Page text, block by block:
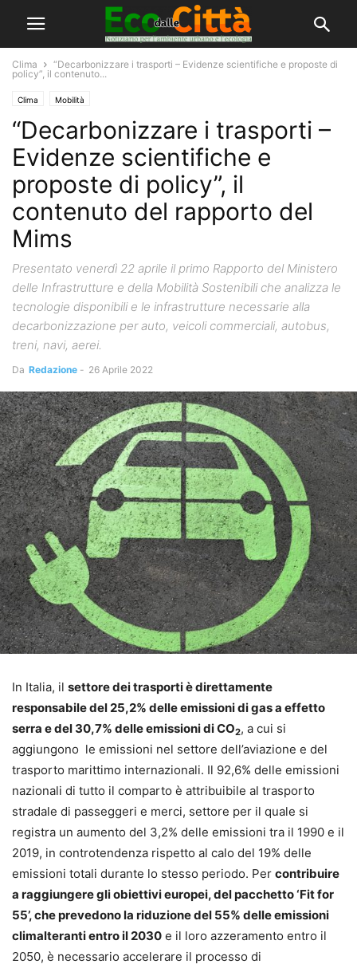
Clima
“Decarbonizzare i trasporti – Evidenze scientifiche e proposte di
policy”, il contenuto...
Clima Mobilità
“Decarbonizzare i trasporti –
Evidenze scientifiche e
proposte di policy”, il
contenuto del rapporto del
Mims
Presentato venerdì 22 aprile il primo Rapporto del Ministero
delle Infrastrutture e della Mobilità Sostenibili che analizza le
tecnologie disponibili e le infrastrutture necessarie alla
decarbonizzazione per auto, veicoli commerciali, autobus,
treni, navi, aerei.
Da Redazione - 26 Aprile 2022
In Italia, il settore dei trasporti è direttamente
responsabile del 25,2% delle emissioni di gas a effetto
serra e del 30,7% delle emissioni di CO2, a cui si
aggiungono le emissioni nel settore dell’aviazione e del
trasporto marittimo internazionali. Il 92,6% delle emissioni
nazionali di tutto il comparto è attribuibile al trasporto
stradale di passeggeri e merci, settore per il quale si
registra un aumento del 3,2% delle emissioni tra il 1990 e il
2019, in controtendenza rispetto al calo del 19% delle
emissioni totali durante lo stesso periodo. Per contribuire
a raggiungere gli obiettivi europei, del pacchetto ‘Fit for
55’, che prevedono la riduzione del 55% delle emissioni
climalteranti entro il 2030 e il loro azzeramento entro il
2050, è necessario accelerare il processo di